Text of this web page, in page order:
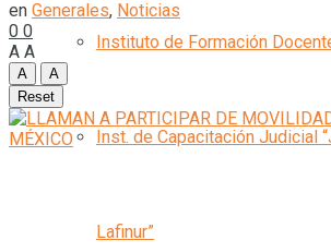
Instituto de Formación
Inst. de Capacitación Judicial
Lafinur”
en Generales, Noticias
0 0
A A
A
A
Reset